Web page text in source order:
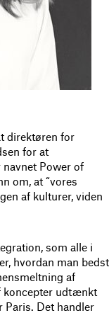
direktøren for
for at
Power of
om, at “vores
af kulturer, viden
som alle i
hvordan man bedst
af
koncepter udtænkt
Paris. Det handler